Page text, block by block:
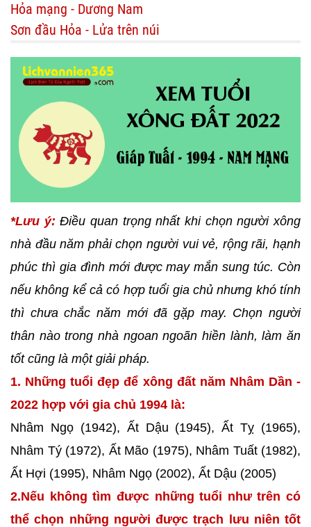
Hỏa mạng - Dương Nam
Sơn đầu Hỏa - Lửa trên núi
*Lưu ý: Điều quan trọng nhất khi chọn người xông
nhà đầu năm phải chọn người vui vẻ, rộng rãi, hạnh
phúc thì gia đình mới được may mắn sung túc. Còn
nếu không kể cả có hợp tuổi gia chủ nhưng khó tính
thì chưa chắc năm mới đã gặp may. Chọn người
thân nào trong nhà ngoan ngoãn hiền lành, làm ăn
tốt cũng là một giải pháp.
1. Những tuổi đẹp để xông đất năm Nhâm Dần -
2022 hợp với gia chủ 1994 là:
Nhâm Ngọ (1942), Ất Dậu (1945), Ất Tỵ (1965),
Nhâm Tý (1972), Ất Mão (1975), Nhâm Tuất (1982),
Ất Hợi (1995), Nhâm Ngọ (2002), Ất Dậu (2005)
2.Nếu không tìm được những tuổi như trên có
thể chọn những người được trạch lưu niên tốt